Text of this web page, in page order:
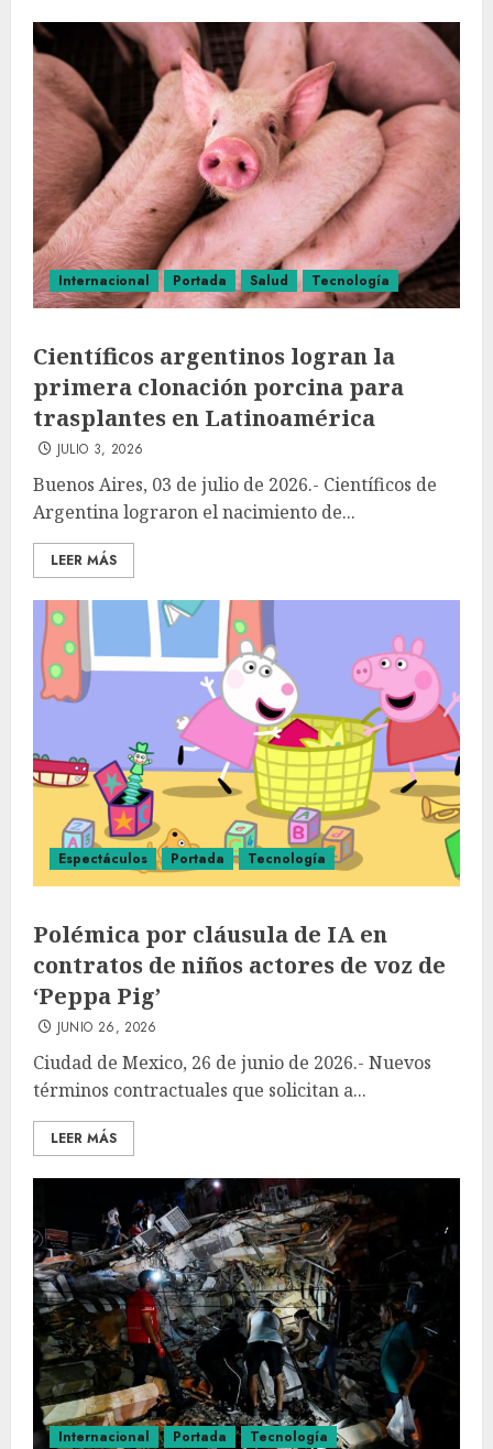
Internacional Portada Salud Tecnología
Científicos argentinos logran la
primera clonación porcina para
trasplantes en Latinoamérica
JULIO 3, 2026
Buenos Aires, 03 de julio de 2026.- Científicos de
Argentina lograron el nacimiento de...
LEER MÁS
Espectáculos Portada Tecnología
Polémica por cláusula de IA en
contratos de niños actores de voz de
‘Peppa Pig’
JUNIO 26, 2026
Ciudad de Mexico, 26 de junio de 2026.- Nuevos
términos contractuales que solicitan a...
LEER MÁS
Internacional Portada Tecnología